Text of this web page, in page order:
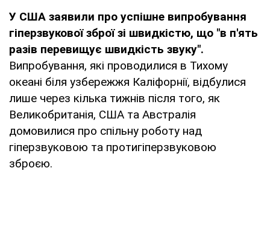
У США заявили про успішне випробування
гіперзвукової зброї зі швидкістю, що "в п'ять
разів перевищує швидкість звуку".
Випробування, які проводилися в Тихому
океані біля узбережжя Каліфорнії, відбулися
лише через кілька тижнів після того, як
Великобританія, США та Австралія
домовилися про спільну роботу над
гіперзвуковою та протигіперзвуковою
зброєю.